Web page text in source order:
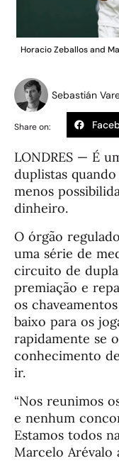
Horacio Zeballos and
Sebastián
Share on:
LONDRES — É
duplistas
menos
dinheiro.
O órgão
uma série de
circuito de
premiação e
os
baixo para os
rapidamente se
conhecimento
ir.
“Nos reunimos
e nenhum
Estamos todos
Marcelo Arévalo